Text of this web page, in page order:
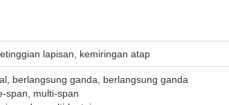
lapisan, kemiringan atap
berlangsung ganda, berlangsung ganda
span, multi-span